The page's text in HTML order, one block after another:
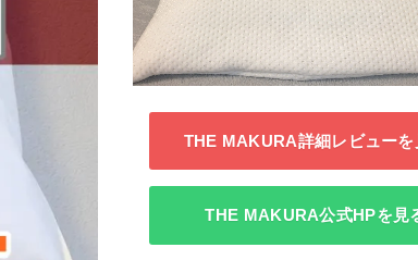
THE MAKURA詳細レビューを
THE MAKURA公式HPを見